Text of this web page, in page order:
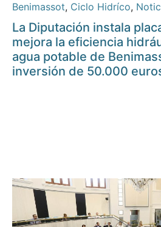
Benimassot, Ciclo Hidríco,
La Diputación instala
mejora la eficiencia
agua potable de
inversión de 50.000